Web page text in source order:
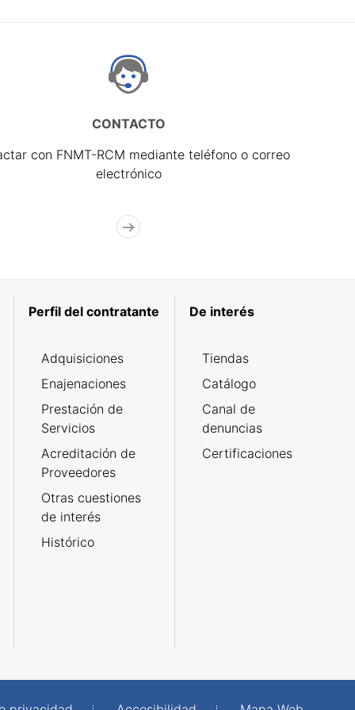
CONTACTO
con FNMT-RCM mediante teléfono o correo
electrónico
Perfil del contratante
Adquisiciones
Enajenaciones
Prestación de
Servicios
Acreditación de
Proveedores
Otras cuestiones
de interés
Histórico
De interés
Tiendas
Catálogo
Canal de
denuncias
Certificaciones